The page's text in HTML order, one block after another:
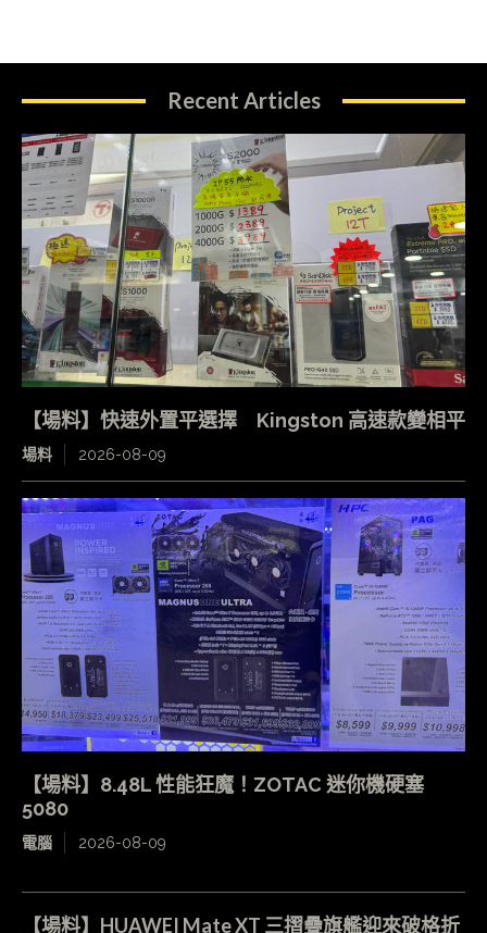
Recent Articles
【場料】快速外置平選擇 Kingston 高速款變相平
場料 2026-08-09
【場料】8.48L 性能狂魔！ZOTAC 迷你機硬塞
5080
電腦 2026-08-09
【場料】HUAWEI Mate XT 三摺疊旗艦迎來破格折